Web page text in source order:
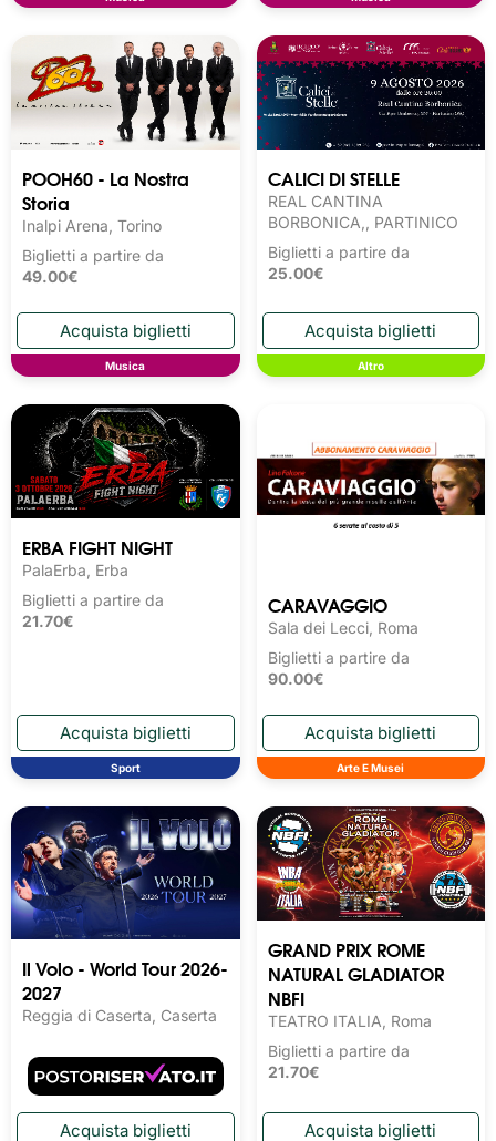
POOH60 - La Nostra
Storia
Inalpi Arena, Torino
Biglietti a partire da
49.00€
Musica
CALICI DI STELLE
REAL CANTINA
BORBONICA,, PARTINICO
Biglietti a partire da
25.00€
Altro
ERBA FIGHT NIGHT
PalaErba, Erba
Biglietti a partire da
21.70€
Sport
CARAVAGGIO
Sala dei Lecci, Roma
Biglietti a partire da
90.00€
Arte E Musei
Il Volo - World Tour 2026-
2027
Reggia di Caserta, Caserta
GRAND PRIX ROME
NATURAL GLADIATOR
NBFI
TEATRO ITALIA, Roma
Biglietti a partire da
21.70€